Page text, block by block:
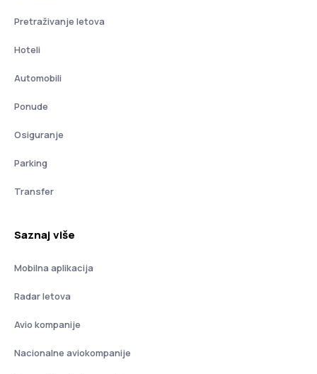
Pretraživanje letova
Hoteli
Automobili
Ponude
Osiguranje
Parking
Transfer
Saznaj više
Mobilna aplikacija
Radar letova
Avio kompanije
Nacionalne aviokompanije